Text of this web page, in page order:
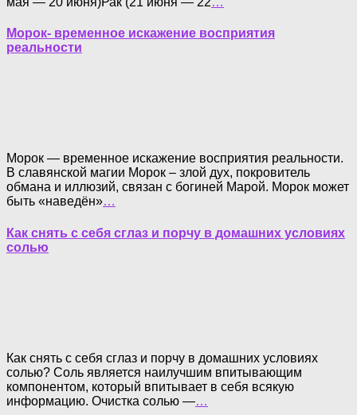
Морок- временное искажение восприятия
реальности
Морок — временное искажение восприятия реальности.
В славянской магии Морок – злой дух, покровитель
обмана и иллюзий, связан с богиней Марой. Морок может
быть «наведён»…
Как снять с себя сглаз и порчу в домашних условиях
солью
Как снять с себя сглаз и порчу в домашних условиях
солью? Соль является наилучшим впитывающим
компонентом, который впитывает в себя всякую
информацию. Очистка солью —…